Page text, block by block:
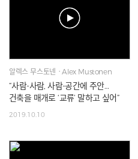
알렉스 무스토넨ㆍAlex Mustonen
“사람-사람, 사람-공간에 주안…
건축을 매개로 ‘교류’ 말하고 싶어”
2019.10.10